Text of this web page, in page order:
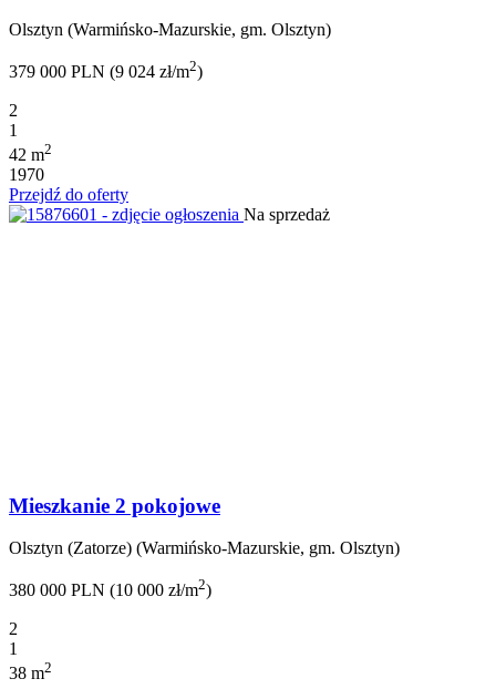
Olsztyn (Warmińsko-Mazurskie, gm. Olsztyn)
379 000 PLN (9 024 zł/m2)
2
1
42 m2
1970
Przejdź do oferty
Na sprzedaż
Mieszkanie 2 pokojowe
Olsztyn (Zatorze) (Warmińsko-Mazurskie, gm. Olsztyn)
380 000 PLN (10 000 zł/m2)
2
1
38 m2